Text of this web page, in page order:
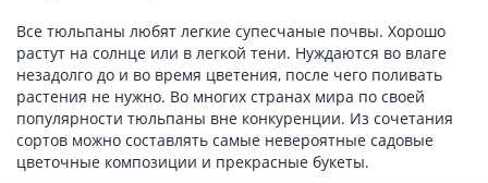
Все тюльпаны любят легкие супесчаные почвы. Хорошо
растут на солнце или в легкой тени. Нуждаются во влаге
незадолго до и во время цветения, после чего поливать
растения не нужно. Во многих странах мира по своей
популярности тюльпаны вне конкуренции. Из сочетания
сортов можно составлять самые невероятные садовые
цветочные композиции и прекрасные букеты.